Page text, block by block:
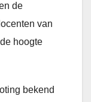
de
van
hoogte
bekend